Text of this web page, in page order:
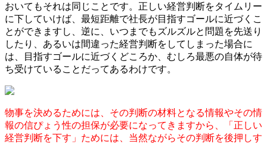
おいてもそれは同じことです。正しい経営判断をタイムリー
に下していけば、最短距離で社長が目指すゴールに近づくこ
とができますし、逆に、いつまでもズルズルと問題を先送り
したり、あるいは間違った経営判断をしてしまった場合に
は、目指すゴールに近づくどころか、むしろ最悪の自体が待
ち受けていることだってあるわけです。
物事を決めるためには、その判断の材料となる情報やその情
報の信ぴょう性の担保が必要になってきますから、「正しい
経営判断を下す」ためには、当然ながらその判断を後押しす